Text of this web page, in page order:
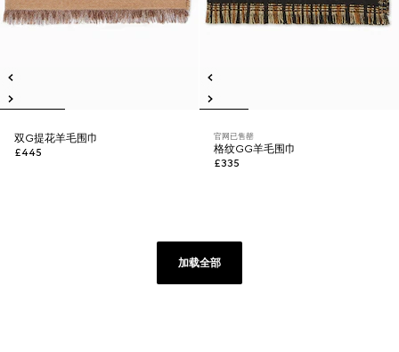
双G提花羊毛围巾
£445
官网已售罄
格纹GG羊毛围巾
£335
加载全部